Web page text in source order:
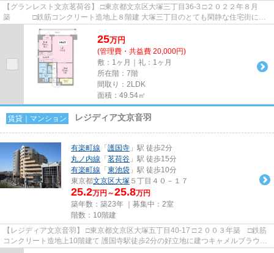
【グランレスト文京茗荷谷】 □東京都文京区大塚三丁目36-3 □２０２２年８月
築 □鉄筋コンクリート造地上８階建 大塚三丁目のとても閑静な住宅街に建
つペット可賃貸マンションの...
25万円
(管理費・共益費 20,000円)
敷：1ヶ月｜礼：1ヶ月
所在階：7階
間取り：2LDK
面積：49.54㎡
賃貸｜マンション レジディア文京音羽
有楽町線 「 護国寺 」駅 徒歩2分
丸ノ内線 「 茗荷谷 」駅 徒歩15分
有楽町線 「 東池袋 」駅 徒歩10分
東京都文京区大塚 ５丁目４０－１７
25.2万円～25.8万円
築年数：築23年 ｜募集中： 2室
階数：10階建
【レジディア文京音羽】 □東京都文京区大塚五丁目40-17 □２００３年築 □鉄筋
コンクリート造地上10階建て 護国寺駅徒歩2分の好立地に建つキャメルブラウン